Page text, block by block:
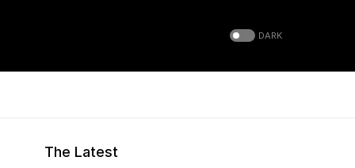
DARK
The Latest